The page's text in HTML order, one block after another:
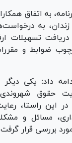
به اتفاق
به
ماده ۴۷۷، دریافت
ضوابط و
داد: یکی دیگر
حقوق
این راستا،
مسائل و
بررسی قرار